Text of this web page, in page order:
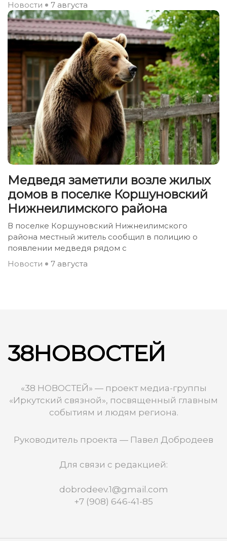
Новости
7 августа
Медведя заметили возле жилых
домов в поселке Коршуновский
Нижнеилимского района
В поселке Коршуновский Нижнеилимского
района местный житель сообщил в полицию о
появлении медведя рядом с
Новости
7 августа
38НОВОСТЕЙ
«38 НОВОСТЕЙ» — проект медиа-группы
«Иркутский связной», посвященный главным
событиям и людям региона.
Руководитель проекта — Павел Добродеев
Для связи с редакцией:
dobrodeev.1@gmail.com
+7 (908) 646-41-85